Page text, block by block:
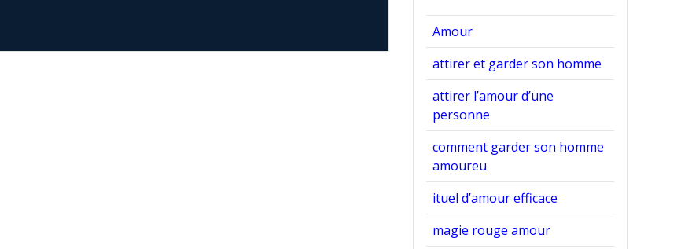
Amour
attirer et garder son homme
attirer l’amour d’une
personne
comment garder son homme
amoureu
ituel d’amour efficace
magie rouge amour